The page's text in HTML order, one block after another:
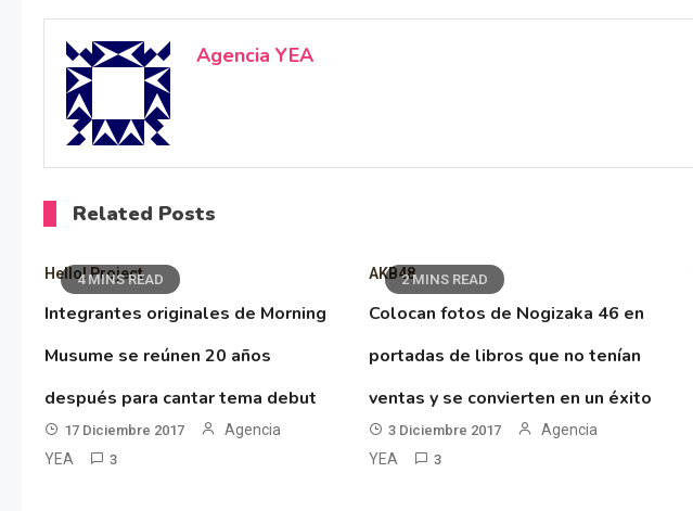
Agencia YEA
Related Posts
4 MINS READ
Hello! Project
Integrantes originales de Morning
Musume se reúnen 20 años
después para cantar tema debut
17 Diciembre 2017
Agencia
YEA
3
2 MINS READ
AKB48
Colocan fotos de Nogizaka 46 en
portadas de libros que no tenían
ventas y se convierten en un éxito
3 Diciembre 2017
Agencia
YEA
3